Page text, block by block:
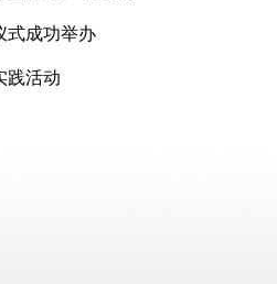
式成功举办
践活动